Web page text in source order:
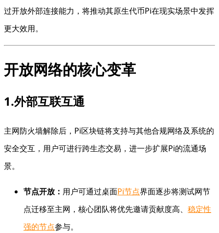
过开放外部连接能力，将推动其原生代币Pi在现实场景中发挥
更大效用。
开放网络的核心变革
1.外部互联互通
主网防火墙解除后，Pi区块链将支持与其他合规网络及系统的
安全交互，用户可进行跨生态交易，进一步扩展Pi的流通场
景。
节点开放： 用户可通过桌面Pi节点界面逐步将测试网节
点迁移至主网，核心团队将优先邀请贡献度高、 稳定性
强的节点参与。